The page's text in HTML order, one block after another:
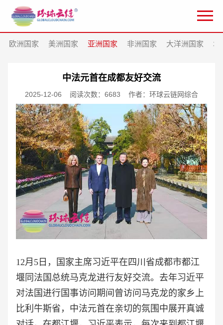
欧洲国家 美洲国家 亚洲国家 非洲国家 大洋洲国家 北
中法元首在成都友好交流
2025-12-06 阅读次数：6683 作者：环球云链网综合
12月5日，国家主席习近平在四川省成都市都江
堰同法国总统马克龙进行友好交流。去年习近平
对法国进行国事访问期间曾访问马克龙的家乡上
比利牛斯省，中法元首在亲切的氛围中展开真诚